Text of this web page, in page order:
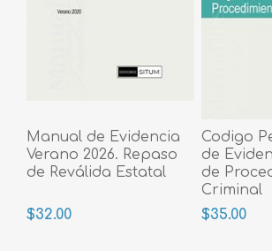
Manual de Evidencia
Verano 2026. Repaso
de Reválida Estatal
$32.00
Codigo
de
de
Criminal
$35.00